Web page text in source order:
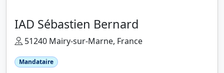
IAD Sébastien Bernard
51240 Mairy-sur-Marne, France
Mandataire